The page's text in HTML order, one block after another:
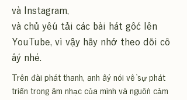
và Instagram,
và chủ yếu tải các bài hát gốc lên
YouTube, vì vậy hãy nhớ theo dõi cô
ấy nhé.
Trên đài phát thanh, anh ấy nói về sự phát
triển trong âm nhạc của mình và nguồn cảm